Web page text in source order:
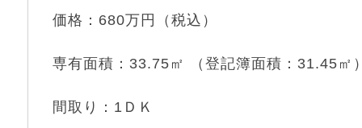
価格：680万円（税込）
専有面積：33.75㎡ （登記簿面積：31.45㎡
間取り：1ＤＫ